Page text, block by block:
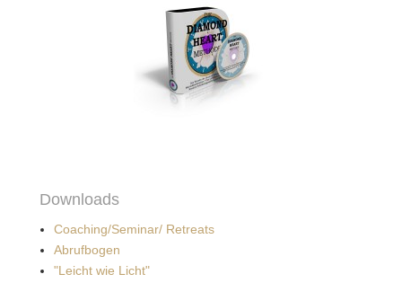
Downloads
Coaching/Seminar/ Retreats
Abrufbogen
"Leicht wie Licht"